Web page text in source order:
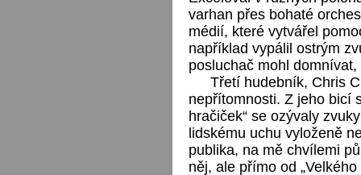
varhan přes bohaté
médií, které vytvářel
například vypálil ostrým
posluchač mohl
Třetí hudebník, Chris
nepřítomnosti. Z jeho bicí
hračiček“ se ozývaly
lidskému uchu vyloženě
publika, na mě chvílemi
něj, ale přímo od